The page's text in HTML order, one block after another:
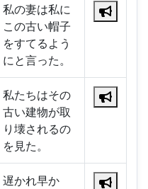
私の妻は私に
この古い帽子
をすてるよう
にと言った。
私たちはその
古い建物が取
り壊されるの
を見た。
遅かれ早か